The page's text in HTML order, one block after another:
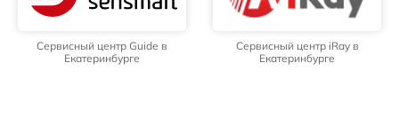
Сервисный центр Guide в
Екатеринбурге
Сервисный центр iRay в
Екатеринбурге